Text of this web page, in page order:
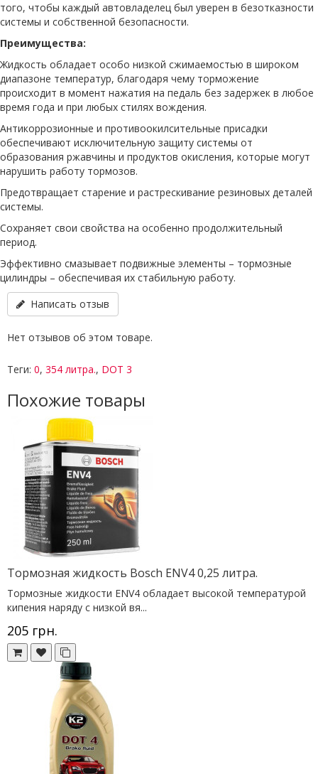
того, чтобы каждый автовладелец был уверен в безотказности
системы и собственной безопасности.
Преимущества:
Жидкость обладает особо низкой сжимаемостью в широком
диапазоне температур, благодаря чему торможение
происходит в момент нажатия на педаль без задержек в любое
время года и при любых стилях вождения.
Антикоррозионные и противоокилсительные присадки
обеспечивают исключительную защиту системы от
образования ржавчины и продуктов окисления, которые могут
нарушить работу тормозов.
Предотвращает старение и растрескивание резиновых деталей
системы.
Сохраняет свои свойства на особенно продолжительный
период.
Эффективно смазывает подвижные элементы – тормозные
цилиндры – обеспечивая их стабильную работу.
Написать отзыв
Нет отзывов об этом товаре.
Теги: 0, 354 литра., DOT 3
Похожие товары
Тормозная жидкость Bosch ENV4 0,25 литра.
Тормозные жидкости ENV4 обладает высокой температурой
кипения наряду с низкой вя...
205 грн.